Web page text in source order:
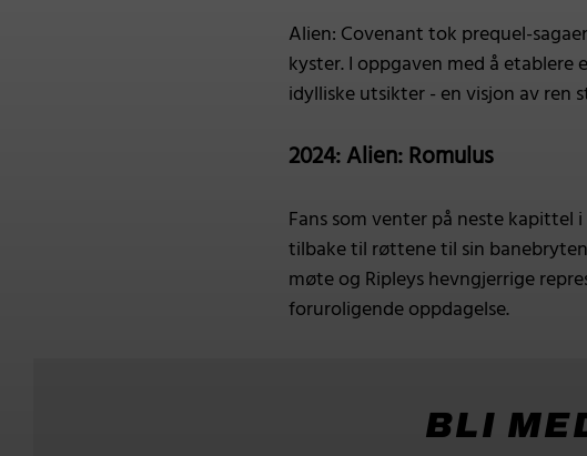
Alien: Covenant tok prequel-
kyster. I oppgaven med å
idylliske utsikter - en visjon av ren
2024: Alien: Romulus
Fans som venter på neste
tilbake til røttene til sin
møte og Ripleys hevngjerrige
foruroligende oppdagelse.
BLI